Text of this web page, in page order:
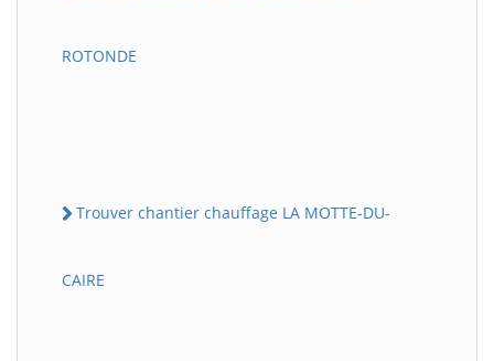
ROTONDE
Trouver chantier chauffage LA MOTTE-DU-
CAIRE